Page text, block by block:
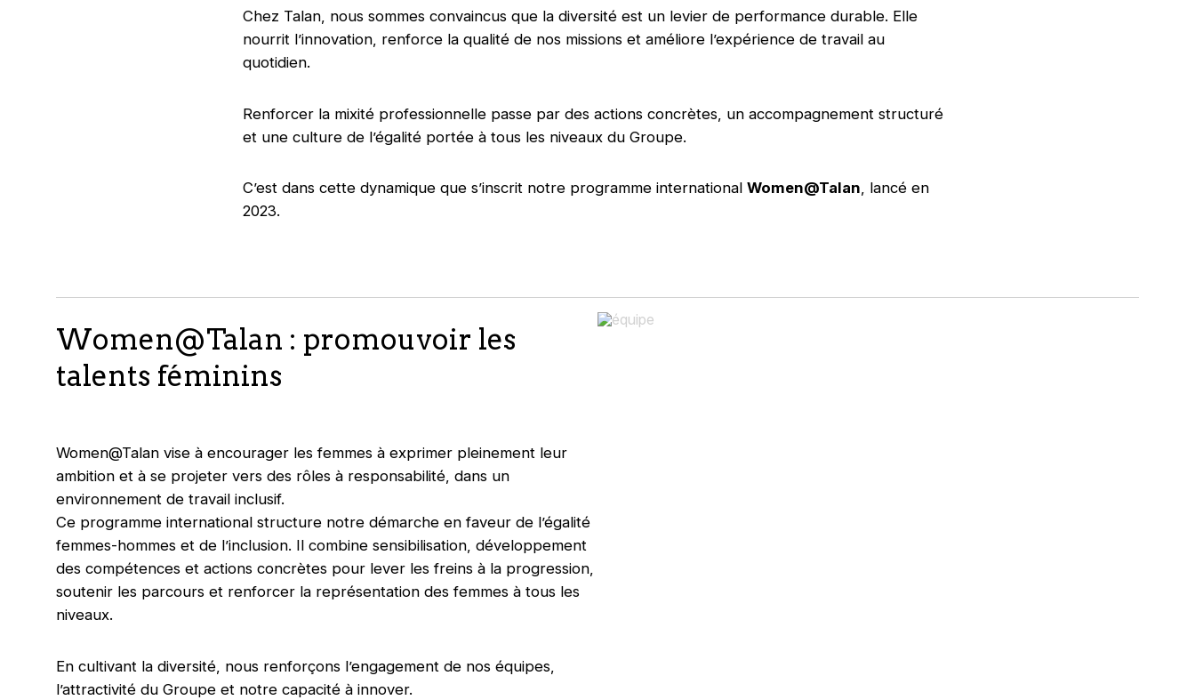
Chez Talan, nous sommes convaincus que la diversité est un levier de performance durable. Elle
nourrit l’innovation, renforce la qualité de nos missions et améliore l’expérience de travail au
quotidien.
Renforcer la mixité professionnelle passe par des actions concrètes, un accompagnement structuré
et une culture de l’égalité portée à tous les niveaux du Groupe.
C’est dans cette dynamique que s’inscrit notre programme international Women@Talan, lancé en
2023.
Women@Talan : promouvoir les
talents féminins
Women@Talan vise à encourager les femmes à exprimer pleinement leur
ambition et à se projeter vers des rôles à responsabilité, dans un
environnement de travail inclusif.
Ce programme international structure notre démarche en faveur de l’égalité
femmes-hommes et de l’inclusion. Il combine sensibilisation, développement
des compétences et actions concrètes pour lever les freins à la progression,
soutenir les parcours et renforcer la représentation des femmes à tous les
niveaux.
En cultivant la diversité, nous renforçons l’engagement de nos équipes,
l’attractivité du Groupe et notre capacité à innover.